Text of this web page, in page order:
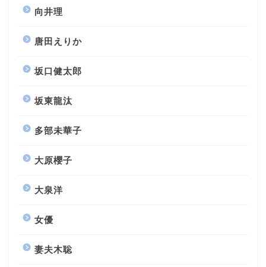
向井理
唐田えりか
坂口健太郎
坂東龍汰
多部未華子
大原櫻子
大泉洋
女優
妻夫木聡